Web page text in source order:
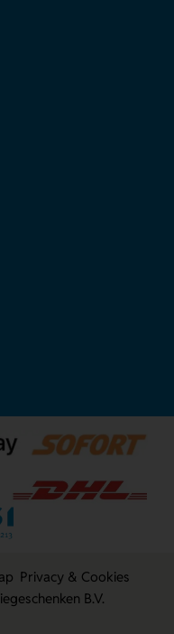
Privacy & Cookies
B.V.